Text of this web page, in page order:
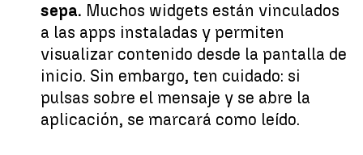
sepa. Muchos widgets están vinculados
a las apps instaladas y permiten
visualizar contenido desde la pantalla de
inicio. Sin embargo, ten cuidado: si
pulsas sobre el mensaje y se abre la
aplicación, se marcará como leído.